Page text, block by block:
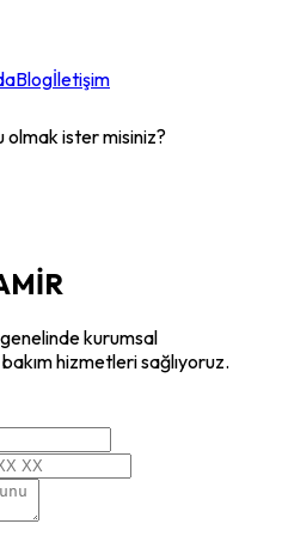
Blogİletişim
olmak ister misiniz?
kurumsal
hizmetleri sağlıyoruz.